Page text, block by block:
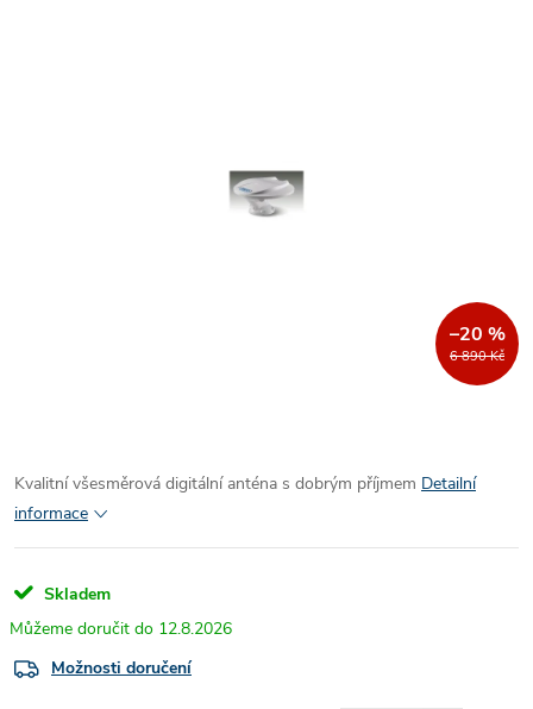
6 890 Kč
–20 %
Kvalitní všesměrová digitální anténa s dobrým příjmem Detailní
informace
Skladem
12.8.2026
Možnosti doručení